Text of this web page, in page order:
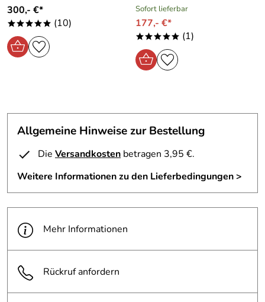
300,- €*
***** (10)
Sofort lieferbar
177,- €*
***** (1)
Allgemeine Hinweise zur Bestellung
Die Versandkosten betragen 3,95 €.
Weitere Informationen zu den Lieferbedingungen >
Mehr Informationen
Rückruf anfordern